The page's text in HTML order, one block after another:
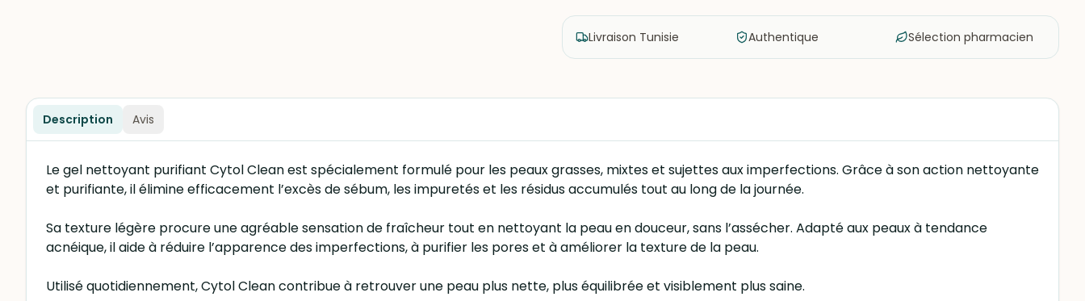
Livraison Tunisie Authentique Sélection pharmacien
Description Avis
Le gel nettoyant purifiant Cytol Clean est spécialement formulé pour les peaux grasses, mixtes et sujettes aux imperfections. Grâce à son action nettoyante
et purifiante, il élimine efficacement l’excès de sébum, les impuretés et les résidus accumulés tout au long de la journée.
Sa texture légère procure une agréable sensation de fraîcheur tout en nettoyant la peau en douceur, sans l’assécher. Adapté aux peaux à tendance
acnéique, il aide à réduire l’apparence des imperfections, à purifier les pores et à améliorer la texture de la peau.
Utilisé quotidiennement, Cytol Clean contribue à retrouver une peau plus nette, plus équilibrée et visiblement plus saine.